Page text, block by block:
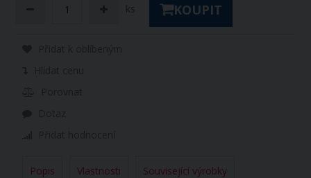
ks KOUPIT
Popis Vlastnosti Související výrobky